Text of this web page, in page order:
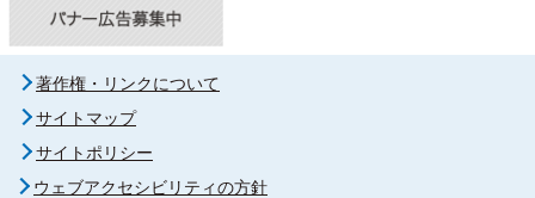
著作権・リンクについて
サイトマップ
サイトポリシー
ウェブアクセシビリティの方針